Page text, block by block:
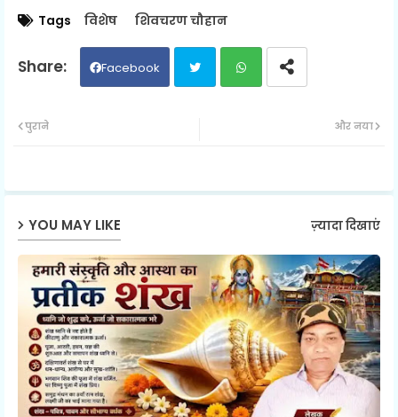
Tags विशेष शिवचरण चौहान
Facebook
ap
और नया
पुराने
YOU MAY LIKE ज़्यादा दिखाएं